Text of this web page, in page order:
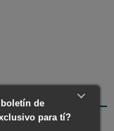
Calefacción, Eficiencia